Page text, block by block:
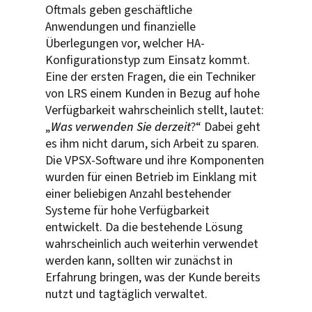
Oftmals geben geschäftliche
Anwendungen und finanzielle
Überlegungen vor, welcher HA-
Konfigurationstyp zum Einsatz kommt.
Eine der ersten Fragen, die ein Techniker
von LRS einem Kunden in Bezug auf hohe
Verfügbarkeit wahrscheinlich stellt, lautet:
„Was verwenden Sie derzeit?“ Dabei geht
es ihm nicht darum, sich Arbeit zu sparen.
Die VPSX-Software und ihre Komponenten
wurden für einen Betrieb im Einklang mit
einer beliebigen Anzahl bestehender
Systeme für hohe Verfügbarkeit
entwickelt. Da die bestehende Lösung
wahrscheinlich auch weiterhin verwendet
werden kann, sollten wir zunächst in
Erfahrung bringen, was der Kunde bereits
nutzt und tagtäglich verwaltet.